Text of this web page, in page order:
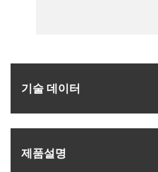
기술 데이터
제품­설명